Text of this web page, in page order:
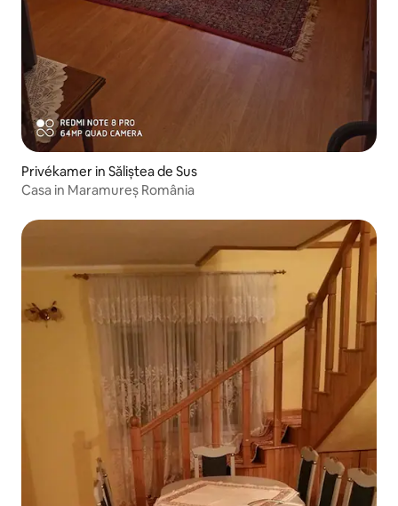
Privékamer in Săliștea de Sus
Casa in Maramureș România